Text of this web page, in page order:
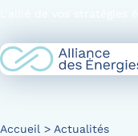
Content
Accueil Actualités